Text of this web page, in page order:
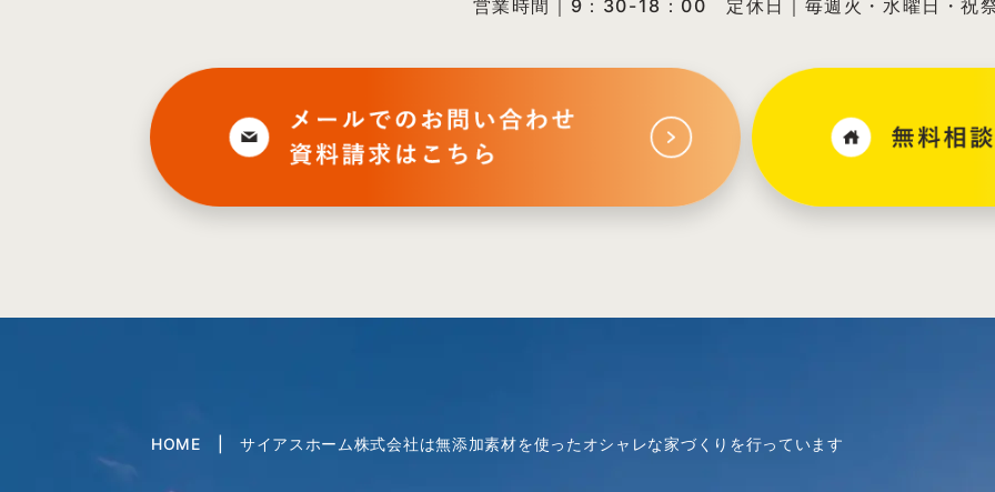
営業時間｜9：30-18：00 定休日｜毎週火・水曜日・祝
HOME | サイアスホーム株式会社は無添加素材を使ったオシャレな家づくりを行っています